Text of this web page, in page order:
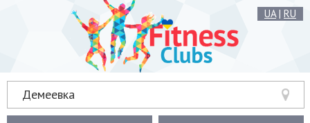
UA| RU
Демеевка